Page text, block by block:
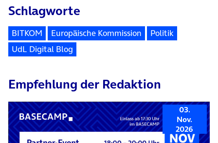
Schlagworte
BITKOM Europäische Kommission
Politik
UdL Digital Blog
Empfehlung der Redaktion
03.
Nov.
2026